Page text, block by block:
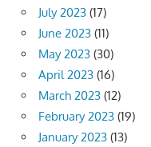
July 2023 (17)
June 2023 (11)
May 2023 (30)
April 2023 (16)
March 2023 (12)
February 2023 (19)
January 2023 (13)